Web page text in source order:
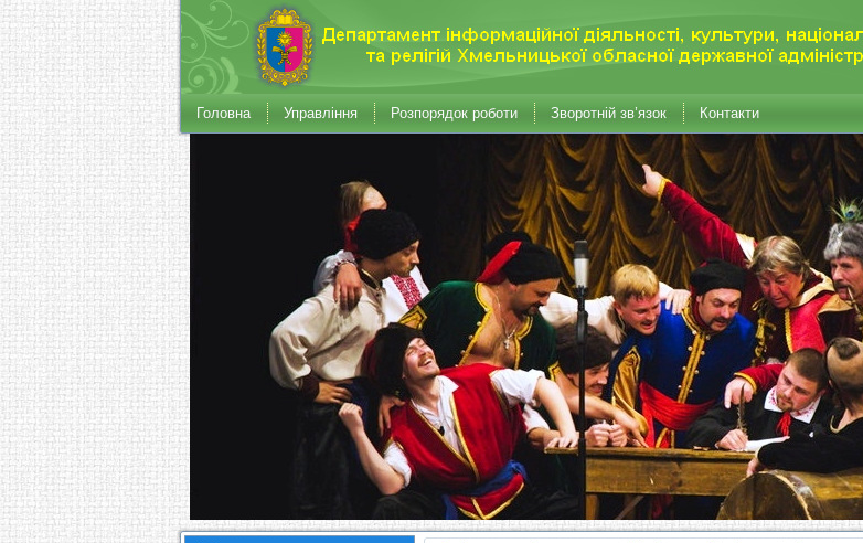
Головна Управління Розпорядок роботи Зворотній зв’язок Контакти